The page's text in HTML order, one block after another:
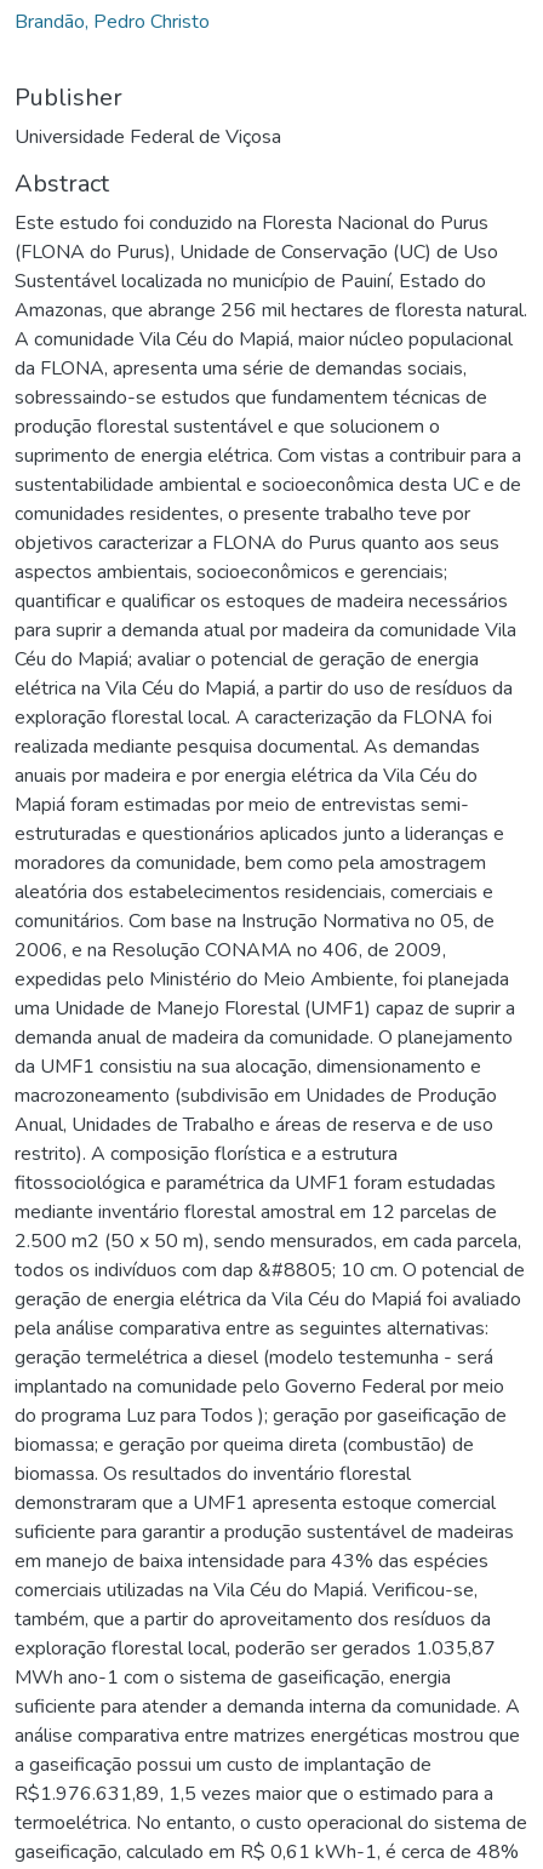
Brandão, Pedro Christo
Publisher
Universidade Federal de Viçosa
Abstract
Este estudo foi conduzido na Floresta Nacional do Purus
(FLONA do Purus), Unidade de Conservação (UC) de Uso
Sustentável localizada no município de Pauiní, Estado do
Amazonas, que abrange 256 mil hectares de floresta natural.
A comunidade Vila Céu do Mapiá, maior núcleo populacional
da FLONA, apresenta uma série de demandas sociais,
sobressaindo-se estudos que fundamentem técnicas de
produção florestal sustentável e que solucionem o
suprimento de energia elétrica. Com vistas a contribuir para a
sustentabilidade ambiental e socioeconômica desta UC e de
comunidades residentes, o presente trabalho teve por
objetivos caracterizar a FLONA do Purus quanto aos seus
aspectos ambientais, socioeconômicos e gerenciais;
quantificar e qualificar os estoques de madeira necessários
para suprir a demanda atual por madeira da comunidade Vila
Céu do Mapiá; avaliar o potencial de geração de energia
elétrica na Vila Céu do Mapiá, a partir do uso de resíduos da
exploração florestal local. A caracterização da FLONA foi
realizada mediante pesquisa documental. As demandas
anuais por madeira e por energia elétrica da Vila Céu do
Mapiá foram estimadas por meio de entrevistas semi-
estruturadas e questionários aplicados junto a lideranças e
moradores da comunidade, bem como pela amostragem
aleatória dos estabelecimentos residenciais, comerciais e
comunitários. Com base na Instrução Normativa no 05, de
2006, e na Resolução CONAMA no 406, de 2009,
expedidas pelo Ministério do Meio Ambiente, foi planejada
uma Unidade de Manejo Florestal (UMF1) capaz de suprir a
demanda anual de madeira da comunidade. O planejamento
da UMF1 consistiu na sua alocação, dimensionamento e
macrozoneamento (subdivisão em Unidades de Produção
Anual, Unidades de Trabalho e áreas de reserva e de uso
restrito). A composição florística e a estrutura
fitossociológica e paramétrica da UMF1 foram estudadas
mediante inventário florestal amostral em 12 parcelas de
2.500 m2 (50 x 50 m), sendo mensurados, em cada parcela,
todos os indivíduos com dap &#8805; 10 cm. O potencial de
geração de energia elétrica da Vila Céu do Mapiá foi avaliado
pela análise comparativa entre as seguintes alternativas:
geração termelétrica a diesel (modelo testemunha - será
implantado na comunidade pelo Governo Federal por meio
do programa Luz para Todos ); geração por gaseificação de
biomassa; e geração por queima direta (combustão) de
biomassa. Os resultados do inventário florestal
demonstraram que a UMF1 apresenta estoque comercial
suficiente para garantir a produção sustentável de madeiras
em manejo de baixa intensidade para 43% das espécies
comerciais utilizadas na Vila Céu do Mapiá. Verificou-se,
também, que a partir do aproveitamento dos resíduos da
exploração florestal local, poderão ser gerados 1.035,87
MWh ano-1 com o sistema de gaseificação, energia
suficiente para atender a demanda interna da comunidade. A
análise comparativa entre matrizes energéticas mostrou que
a gaseificação possui um custo de implantação de
R$1.976.631,89, 1,5 vezes maior que o estimado para a
termoelétrica. No entanto, o custo operacional do sistema de
gaseificação, calculado em R$ 0,61 kWh-1, é cerca de 48%